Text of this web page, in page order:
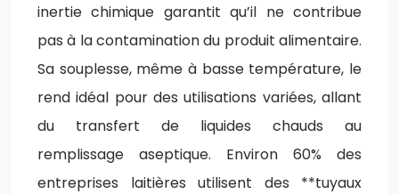
inertie chimique garantit qu’il ne contribue
pas à la contamination du produit alimentaire.
Sa souplesse, même à basse température, le
rend idéal pour des utilisations variées, allant
du transfert de liquides chauds au
remplissage aseptique. Environ 60% des
entreprises laitières utilisent des **tuyaux